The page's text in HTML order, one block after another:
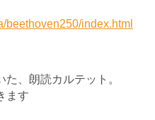
beethoven250/index.html
、朗読カルテット。
ます